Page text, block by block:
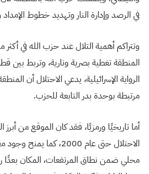
في الرصد وإدارة النار وتهديد خطوط
وتتراكم أهمية التلال عند حزب الله في
المنطقة تغطية بصرية ونارية، وتربط بين
الرواية الإسرائيلية، يدعي الاحتلال أن
مرتبطة بوحدة بدر التابعة للحزب.
أما تاريخيًا ورمزيًا، فقد كان الموقع من
الاحتلال حتى عام 2000،
محلي ضمن نطاق المرتفعات، المكان بعدًا